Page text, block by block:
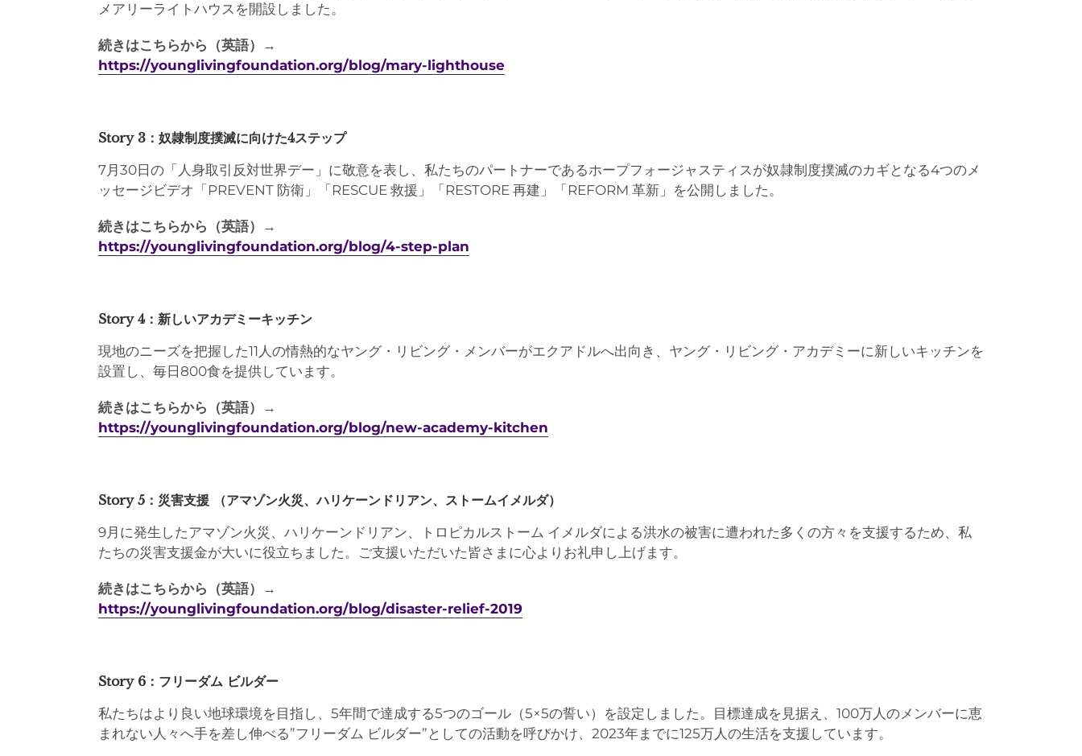
メアリーライトハウスを開設しました。
続きはこちらから（英語）→
https://younglivingfoundation.org/blog/mary-lighthouse
Story 3：奴隷制度撲滅に向けた4ステップ
7月30日の「人身取引反対世界デー」に敬意を表し、私たちのパートナーであるホープフォージャスティスが奴隷制度撲滅のカギとなる4つのメ
ッセージビデオ「PREVENT 防衛」「RESCUE 救援」「RESTORE 再建」「REFORM 革新」を公開しました。
続きはこちらから（英語）→
https://younglivingfoundation.org/blog/4-step-plan
Story 4：新しいアカデミーキッチン
現地のニーズを把握した11人の情熱的なヤング・リビング・メンバーがエクアドルへ出向き、ヤング・リビング・アカデミーに新しいキッチンを
設置し、毎日800食を提供しています。
続きはこちらから（英語）→
https://younglivingfoundation.org/blog/new-academy-kitchen
Story 5：災害支援 （アマゾン火災、ハリケーンドリアン、ストームイメルダ）
9月に発生したアマゾン火災、ハリケーンドリアン、トロピカルストーム イメルダによる洪水の被害に遭われた多くの方々を支援するため、私
たちの災害支援金が大いに役立ちました。ご支援いただいた皆さまに心よりお礼申し上げます。
続きはこちらから（英語）→
https://younglivingfoundation.org/blog/disaster-relief-2019
Story 6：フリーダム ビルダー
私たちはより良い地球環境を目指し、5年間で達成する5つのゴール（5×5の誓い）を設定しました。目標達成を見据え、100万人のメンバーに恵
まれない人々へ手を差し伸べる”フリーダム ビルダー”としての活動を呼びかけ、2023年までに125万人の生活を支援しています。